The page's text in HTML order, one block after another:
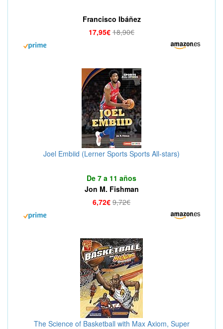
Francisco Ibáñez
17,95€ 18,90€
Joel Embiid (Lerner Sports Sports All-stars)
De 7 a 11 años
Jon M. Fishman
6,72€ 9,72€
The Science of Basketball with Max Axiom, Super